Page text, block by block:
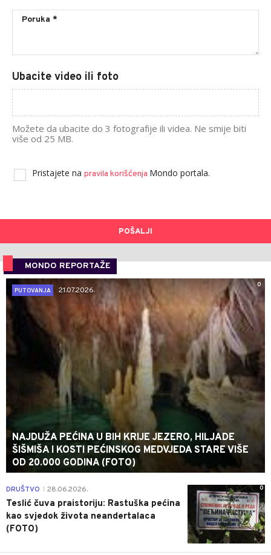
Ubacite video ili foto
Možete da ubacite do 3 fotografije ili videa. Ne smije biti
više od 25 MB.
Pristajete na pravila korišćenja Mondo portala.
POŠALJI
MONDO REPORTAŽE
0
PUTOVANJA
21.07.2026.
NAJDUŽA PEĆINA U BIH KRIJE JEZERO, HILJADE
ŠIŠMIŠA I KOSTI PEĆINSKOG MEDVJEDA STARE VIŠE
OD 20.000 GODINA (FOTO)
0
DRUŠTVO 28.06.2026.
Teslić čuva praistoriju: Rastuška pećina
kao svjedok života neandertalaca
(FOTO)